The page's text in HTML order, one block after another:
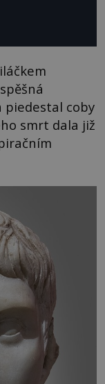
piedestal coby
smrt dala již